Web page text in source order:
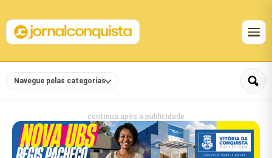
Navegue pelas categorias
continua após a publicidade